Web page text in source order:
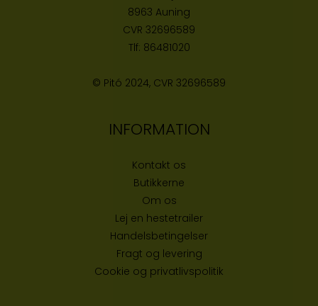
8963 Auning
CVR 32696589
Tlf: 86481020
© Pitó 2024, CVR 32696589
INFORMATION
Kontakt os
Butikkerne
Om os
Lej en hestetrailer
Handelsbetingelser
Fragt og levering
Cookie og privatlivspolitik